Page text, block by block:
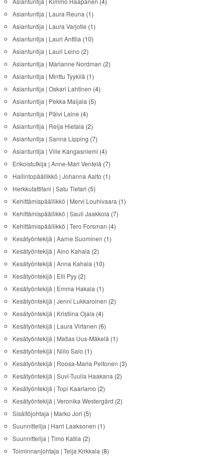
Asiantuntija | Laura Reuna (1)
Asiantuntija | Laura Varjotie (1)
Asiantuntija | Lauri Anttila (10)
Asiantuntija | Lauri Leino (2)
Asiantuntija | Marianne Nordman (2)
Asiantuntija | Minttu Tyykilä (1)
Asiantuntija | Oskari Lahtinen (4)
Asiantuntija | Pekka Maijala (5)
Asiantuntija | Päivi Laine (4)
Asiantuntija | Reija Hietala (2)
Asiantuntija | Sanna Lipping (7)
Asiantuntija | Ville Kangasniemi (4)
Erikoistutkija | Anne-Mari Ventelä (7)
Hallintopäällikkö | Johanna Aalto (1)
Herkkutattifani | Satu Tietari (5)
Kehittämispäällikkö | Mervi Louhivaara (1)
Kehittämispäällikkö | Sauli Jaakkola (7)
Kehittämispäällikkö | Tero Forsman (4)
Kesätyöntekijä | Aarne Suominen (1)
Kesätyöntekijä | Aino Kahala (2)
Kesätyöntekijä | Anna Kahala (10)
Kesätyöntekijä | Elli Pyy(2)
Kesätyöntekijä | Emma Hakala (1)
Kesätyöntekijä | Jenni Lukkaroinen (2)
Kesätyöntekijä | Kristiina Ojala (4)
Kesätyöntekijä | Laura Virtanen (6)
Kesätyöntekijä | Matias Uus-Mäkelä (1)
Kesätyöntekijä | Niilo Salo (1)
Kesätyöntekijä | Roosa-Maria Peltonen (3)
Kesätyöntekijä | Suvi-Tuulia Haakana (2)
Kesätyöntekijä | Topi Kaarlamo (2)
Kesätyöntekijä | Veronika Westergård (2)
Sisältöjohtaja | Marko Jori (5)
Suunnittelija | Harri Laaksonen (1)
Suunnittelija | Timo Katila (2)
Toiminnanjohtaja | Teija Kirkkala (8)